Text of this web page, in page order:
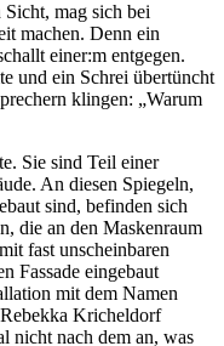
Sicht, mag sich bei
machen. Denn ein
einer:m entgegen.
und ein Schrei übertüncht
klingen: „Warum
Sie sind Teil einer
An diesen Spiegeln,
sind, befinden sich
die an den Maskenraum
fast unscheinbaren
Fassade eingebaut
mit dem Namen
Kricheldorf
nicht nach dem an, was